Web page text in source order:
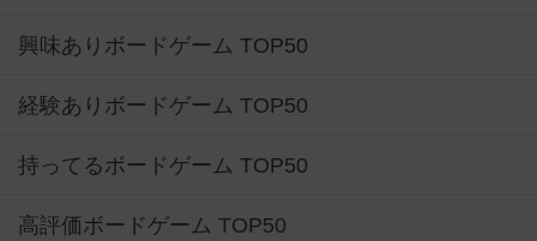
興味ありボードゲーム TOP50
経験ありボードゲーム TOP50
持ってるボードゲーム TOP50
高評価ボードゲーム TOP50